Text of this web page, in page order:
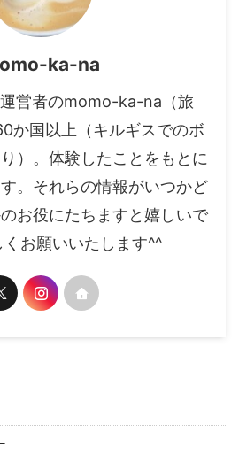
ka-na
運営者のmomo-ka-na（旅
か国以上（キルギスでのボ
）。体験したことをもとに
。それらの情報がいつかど
お役にたちますと嬉しいで
お願いいたします^^